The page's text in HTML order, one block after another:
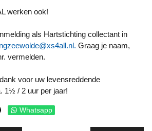
werken ook!
als Hartstichting collectant in
. Graag je naam,
vermelden.
voor uw levensreddende
1½ / 2 uur per jaar!
Whatsapp